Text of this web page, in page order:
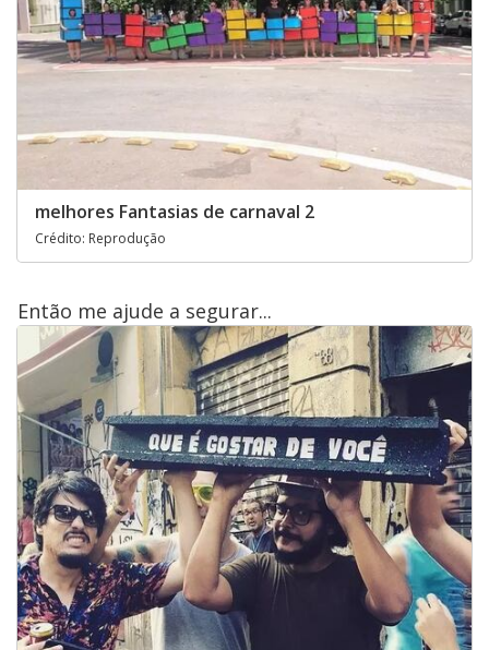
melhores Fantasias de carnaval 2
Crédito: Reprodução
Então me ajude a segurar...